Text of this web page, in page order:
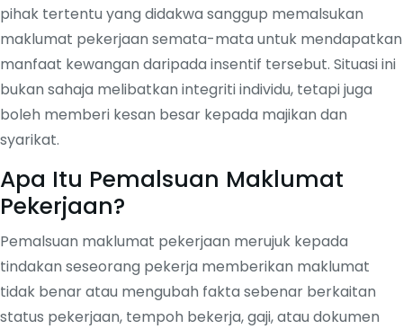
pihak tertentu yang didakwa sanggup memalsukan
maklumat pekerjaan semata-mata untuk mendapatkan
manfaat kewangan daripada insentif tersebut. Situasi ini
bukan sahaja melibatkan integriti individu, tetapi juga
boleh memberi kesan besar kepada majikan dan
syarikat.
Apa Itu Pemalsuan Maklumat
Pekerjaan?
Pemalsuan maklumat pekerjaan merujuk kepada
tindakan seseorang pekerja memberikan maklumat
tidak benar atau mengubah fakta sebenar berkaitan
status pekerjaan, tempoh bekerja, gaji, atau dokumen